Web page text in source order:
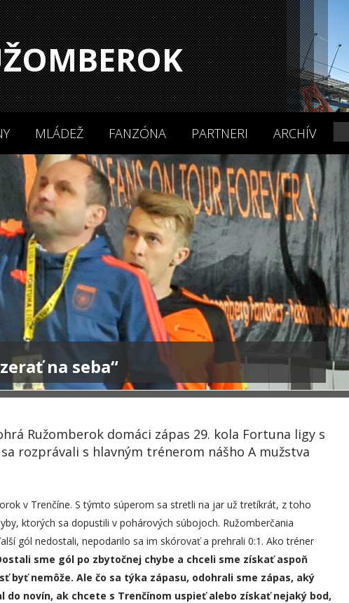
MLÁDEŽ FANZÓNA PARTNERI ARCHÍV
na seba“
Ružomberok domáci zápas 29. kola Fortuna ligy s
rozprávali s hlavným trénerom nášho A mužstva
v Trenčíne. S týmto súperom sa stretli na jar už tretíkrát, z toho
ktorých sa dopustili v pohárových súbojoch. Ružomberčania
gól nedostali, nepodarilo sa im skórovať a prehrali 0:1. Ako tréner
sme gól po zbytočnej chybe a chceli sme získať aspoň
byť nemôže. Ale čo sa týka zápasu, odohrali sme zápas, aký
do novín, ak chcete s Trenčínom uspieť alebo získať nejaký bod,